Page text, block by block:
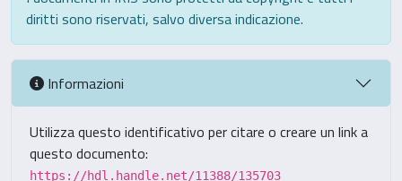
diritti sono riservati, salvo diversa indicazione.
Informazioni
Utilizza questo identificativo per citare o creare un link a
questo documento:
https://hdl.handle.net/11388/135703